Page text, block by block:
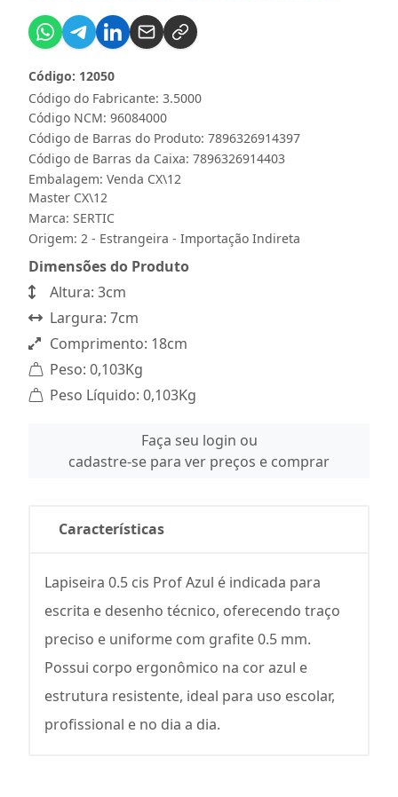
Código do Fabricante: 3.5000
Código: 12050
Código NCM: 96084000
Código de Barras do Produto: 7896326914397
Código de Barras da Caixa: 7896326914403
Embalagem: Venda CX\12
Master CX\12
Marca: SERTIC
Origem: 2 - Estrangeira - Importação Indireta
Dimensões do Produto
Altura: 3cm
Largura: 7cm
Comprimento: 18cm
Peso: 0,103Kg
Peso Líquido: 0,103Kg
Faça seu login ou
cadastre-se para ver preços e comprar
Características
Lapiseira 0.5 cis Prof Azul é indicada para
escrita e desenho técnico, oferecendo traço
preciso e uniforme com grafite 0.5 mm.
Possui corpo ergonômico na cor azul e
estrutura resistente, ideal para uso escolar,
profissional e no dia a dia.